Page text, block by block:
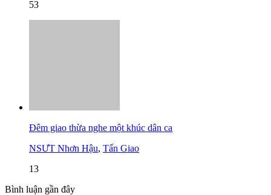
53
Đêm giao thừa nghe một khúc dân ca
NSƯT Nhơn Hậu, Tấn Giao
13
Bình luận gần đây